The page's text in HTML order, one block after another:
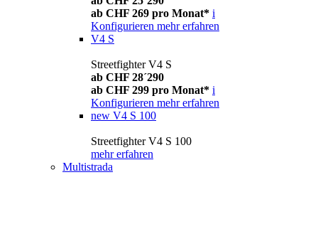
ab CHF 269 pro Monat* i
Konfigurieren mehr erfahren
V4 S
Streetfighter V4 S
ab CHF 28´290
ab CHF 299 pro Monat* i
Konfigurieren mehr erfahren
new V4 S 100
Streetfighter V4 S 100
mehr erfahren
Multistrada